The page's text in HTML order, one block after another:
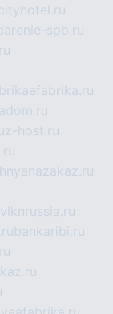
spb.ru
z-host.ru
vlknrussia.ru
bankaribi.ru